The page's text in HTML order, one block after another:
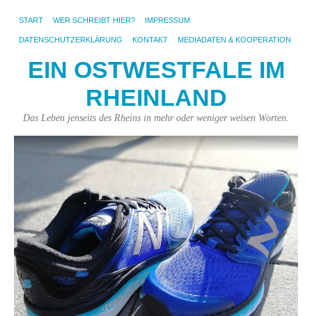
START WER SCHREIBT HIER? IMPRESSUM
DATENSCHUTZERKLÄRUNG KONTAKT MEDIADATEN & KOOPERATION
EIN OSTWESTFALE IM
RHEINLAND
Das Leben jenseits des Rheins in mehr oder weniger weisen Worten.